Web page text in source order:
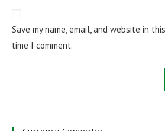
URL
(optional)
Save my name, email, and website in
time I comment.